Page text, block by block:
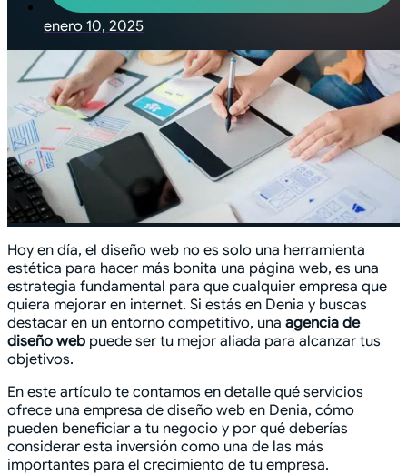
enero 10, 2025
Hoy en día, el diseño web no es solo una herramienta
estética para hacer más bonita una página web, es una
estrategia fundamental para que cualquier empresa que
quiera mejorar en internet. Si estás en Denia y buscas
destacar en un entorno competitivo, una agencia de
diseño web puede ser tu mejor aliada para alcanzar tus
objetivos.
En este artículo te contamos en detalle qué servicios
ofrece una empresa de diseño web en Denia, cómo
pueden beneficiar a tu negocio y por qué deberías
considerar esta inversión como una de las más
importantes para el crecimiento de tu empresa.